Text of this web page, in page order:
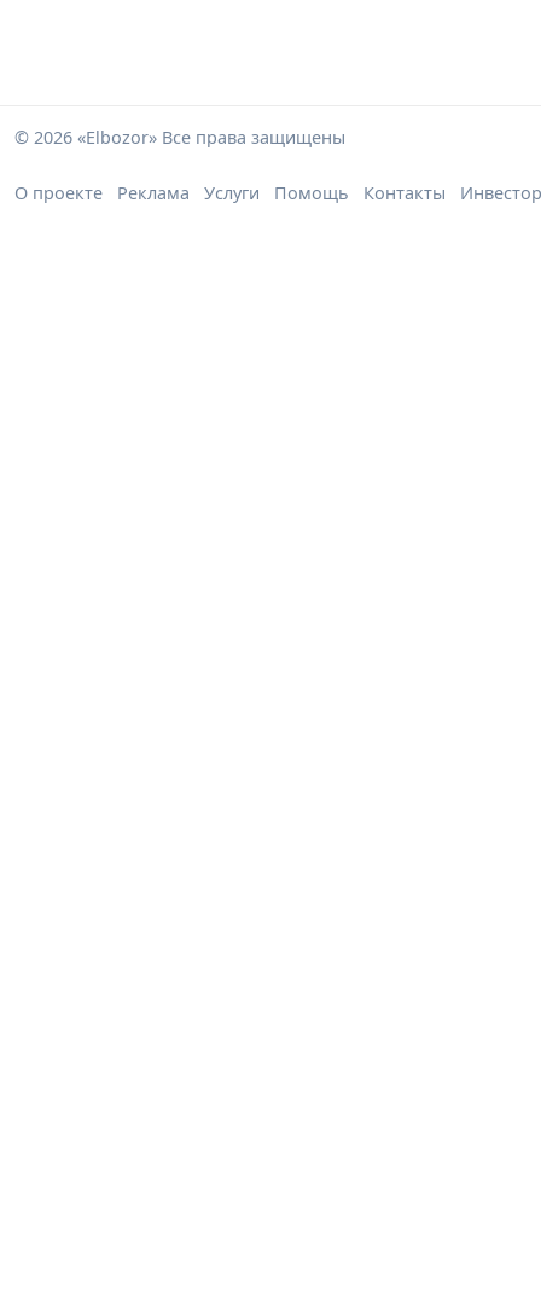
© 2026 «Elbozor» Все права защищены
О проекте Реклама Услуги Помощь Контакты